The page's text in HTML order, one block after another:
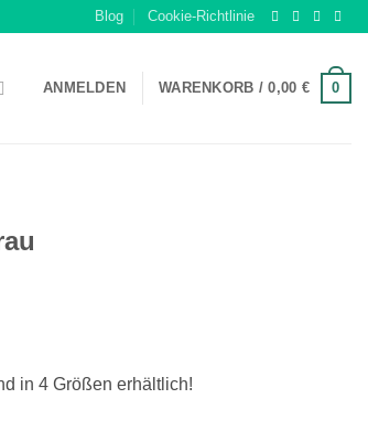
Blog Cookie-Richtlinie
ANMELDEN WARENKORB /0,00 € 0
in 4 Größen erhältlich!